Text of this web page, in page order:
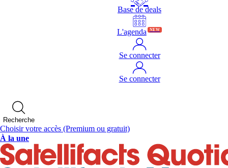
Base de deals
L'agenda NEW
Se connecter
Se connecter
Recherche
Choisir votre accès (Premium ou gratuit)
À la une